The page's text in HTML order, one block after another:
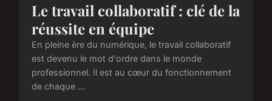
Le travail collaboratif : clé de la
réussite en équipe
En pleine ère du numérique, le travail collaboratif
est devenu le mot d'ordre dans le monde
professionnel. Il est au cœur du fonctionnement
de chaque ...